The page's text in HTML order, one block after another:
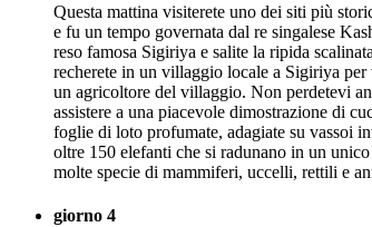
Questa mattina visiterete uno dei siti più
e fu un tempo governata dal re singalese
reso famosa Sigiriya e salite la ripida
recherete in un villaggio locale a Sigiriya
un agricoltore del villaggio. Non perdetevi
assistere a una piacevole dimostrazione di
foglie di loto profumate, adagiate su vassoi
oltre 150 elefanti che si radunano in un
molte specie di mammiferi, uccelli, rettili e
giorno 4